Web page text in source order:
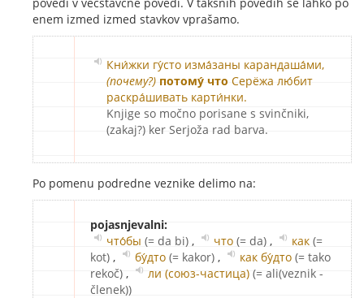
enem izmed izmed stavkov vprašamo.
Кни́жки гу́сто изма́заны карандаша́ми,
(почему?) потому́ что Серёжа лю́бит
раскра́шивать карти́нки.
Knjige so močno porisane s svinčniki,
(zakaj?) ker Serjoža rad barva.
Po pomenu podredne veznike delimo na:
pojasnjevalni:
что́бы (= da bi) , что (= da) , как (=
kot) , бу́дто (= kakor) , как бу́дто (= tako
rekoč) , ли (союз-частица) (= ali(veznik -
členek))